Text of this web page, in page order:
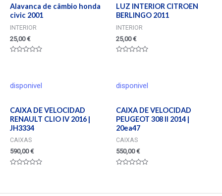
Alavanca de câmbio honda
civic 2001
INTERIOR
25,00€
5
LUZ INTERIOR CITROEN
BERLINGO 2011
INTERIOR
25,00€
5
disponivel
CAIXA DE VELOCIDAD
RENAULT CLIO IV 2016 |
JH3334
CAIXAS
590,00€
5
disponivel
CAIXA DE VELOCIDAD
PEUGEOT 308 II 2014 |
20ea47
CAIXAS
550,00€
5